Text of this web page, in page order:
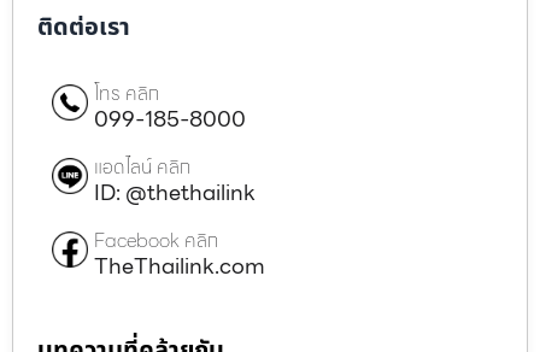
ติดต่อเรา
โทร คลิก
099-185-8000
แอดไลน์ คลิก
ID: @thethailink
Facebook คลิก
TheThailink.com